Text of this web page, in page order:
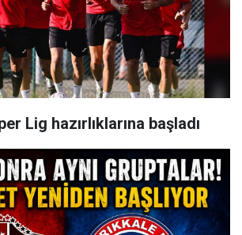
Lig hazırlıklarına başladı